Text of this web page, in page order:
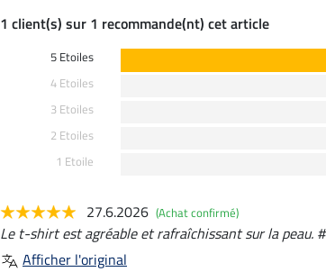
1 client(s) sur 1 recommande(nt) cet article
5 Etoiles
4 Etoiles
3 Etoiles
2 Etoiles
1 Etoile
27.6.2026 (Achat confirmé)
Le t-shirt est agréable et rafraîchissant sur la peau. #
Afficher l'original